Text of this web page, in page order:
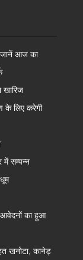
आज का
खारिज
के लिए करेगी
में सम्पन्न
धूम
आवेदनों का हुआ
खनोटा, कानेड़